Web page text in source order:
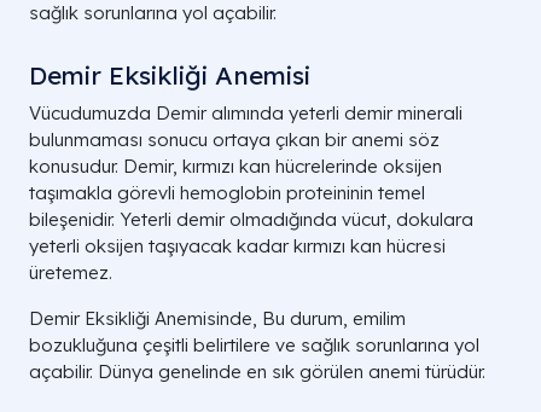
sağlık sorunlarına yol açabilir.
Demir Eksikliği Anemisi
Vücudumuzda Demir alımında yeterli demir minerali
bulunmaması sonucu ortaya çıkan bir anemi söz
konusudur. Demir, kırmızı kan hücrelerinde oksijen
taşımakla görevli hemoglobin proteininin temel
bileşenidir. Yeterli demir olmadığında vücut, dokulara
yeterli oksijen taşıyacak kadar kırmızı kan hücresi
üretemez.
Demir Eksikliği Anemisinde, Bu durum, emilim
bozukluğuna çeşitli belirtilere ve sağlık sorunlarına yol
açabilir. Dünya genelinde en sık görülen anemi türüdür.